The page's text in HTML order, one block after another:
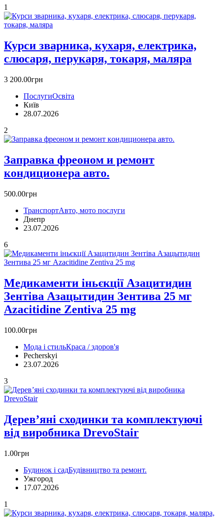
1
Курси зварника, кухаря, електрика,
слюсаря, перукаря, токаря, маляра
3 200.00грн
ПослугиОсвіта
Київ
28.07.2026
2
Заправка фреоном и ремонт
кoндиционера авто.
500.00грн
ТранспортАвто, мото послуги
Днепр
23.07.2026
6
Медикаменти іньєкції Азацитидин
Зентіва Азацытидин Зентива 25 мг
Azacitidine Zentiva 25 mg
100.00грн
Мода і стильКраса / здоров'я
Pecherskyi
23.07.2026
3
Дерев’яні сходинки та комплектуючі
від виробника DrevoStair
1.00грн
Будинок і садБудівництво та ремонт.
Ужгород
17.07.2026
1